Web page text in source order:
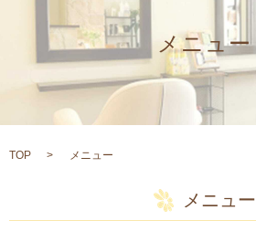
メニュー
TOP メニュー
メニュー